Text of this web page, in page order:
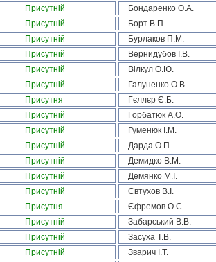
Присутній Бондаренко О.А.
Присутній Борт В.П.
Присутній Бурлаков П.М.
Присутній Вернидубов І.В.
Присутній Вілкул О.Ю.
Присутній Галуненко О.В.
Присутня Гєллєр Є.Б.
Присутній Горбатюк А.О.
Присутній Гуменюк І.М.
Присутній Дарда О.П.
Присутній Демидко В.М.
Присутній Демянко М.І.
Присутній Євтухов В.І.
Присутня Єфремов О.С.
Присутній Забарський В.В.
Присутній Засуха Т.В.
Присутній Зварич І.Т.